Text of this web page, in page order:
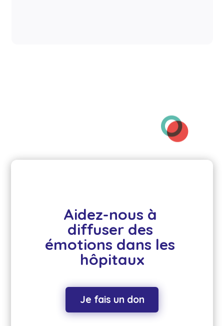
Aidez-nous à
diffuser des
émotions dans les
hôpitaux
Je fais un don